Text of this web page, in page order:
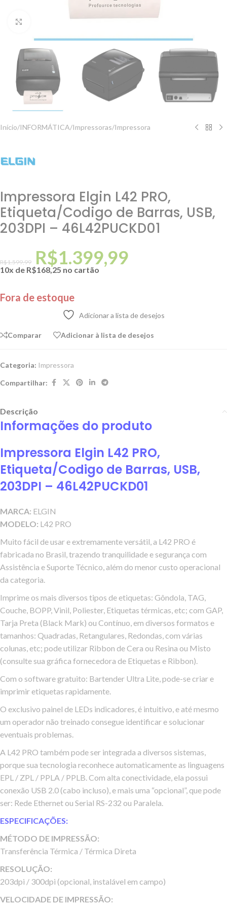
Clique para ampliar
Início/INFORMÁTICA/Impressoras/Impressora
Impressora Elgin L42 PRO,
Etiqueta/Codigo de Barras, USB,
203DPI – 46L42PUCKD01
R$1.599,99 R$1.399,99
10x de R$168,25 no cartão
Fora de estoque
Adicionar a lista de desejos
Comparar Adicionar à lista de desejos
Categoria: Impressora
Compartilhar:
Descrição
Informações do produto
Impressora Elgin L42 PRO,
Etiqueta/Codigo de Barras, USB,
203DPI – 46L42PUCKD01
MARCA: ELGIN
MODELO: L42 PRO
Muito fácil de usar e extremamente versátil, a L42 PRO é
fabricada no Brasil, trazendo tranquilidade e segurança com
Assistência e Suporte Técnico, além do menor custo operacional
da categoria.
Imprime os mais diversos tipos de etiquetas: Gôndola, TAG,
Couche, BOPP, Vinil, Poliester, Etiquetas térmicas, etc; com GAP,
Tarja Preta (Black Mark) ou Contínuo, em diversos formatos e
tamanhos: Quadradas, Retangulares, Redondas, com várias
colunas, etc; pode utilizar Ribbon de Cera ou Resina ou Misto
(consulte sua gráfica fornecedora de Etiquetas e Ribbon).
Com o software gratuito: Bartender Ultra Lite, pode-se criar e
imprimir etiquetas rapidamente.
O exclusivo painel de LEDs indicadores, é intuitivo, e até mesmo
um operador não treinado consegue identificar e solucionar
eventuais problemas.
A L42 PRO também pode ser integrada a diversos sistemas,
porque sua tecnologia reconhece automaticamente as linguagens
EPL / ZPL / PPLA / PPLB. Com alta conectividade, ela possui
conexão USB 2.0 (cabo incluso), e mais uma “opcional”, que pode
ser: Rede Ethernet ou Serial RS-232 ou Paralela.
ESPECIFICAÇÕES:
MÉTODO DE IMPRESSÃO:
Transferência Térmica / Térmica Direta
RESOLUÇÃO:
203dpi / 300dpi (opcional, instalável em campo)
VELOCIDADE DE IMPRESSÃO: